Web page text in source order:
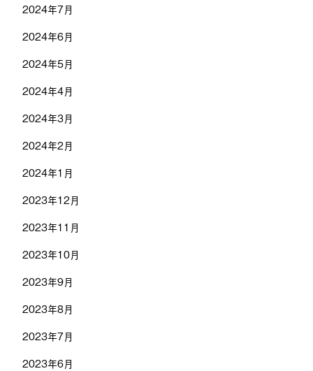
2024年7月
2024年6月
2024年5月
2024年4月
2024年3月
2024年2月
2024年1月
2023年12月
2023年11月
2023年10月
2023年9月
2023年8月
2023年7月
2023年6月